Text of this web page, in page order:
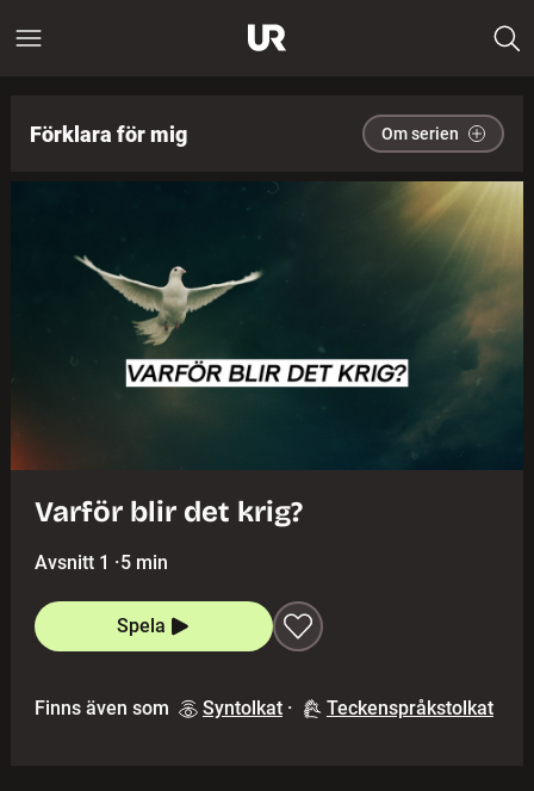
Förklara för mig Om serien
Varför blir det krig?
Avsnitt 1 ·5 min
Spela
Finns även som Syntolkat · Teckenspråkstolkat